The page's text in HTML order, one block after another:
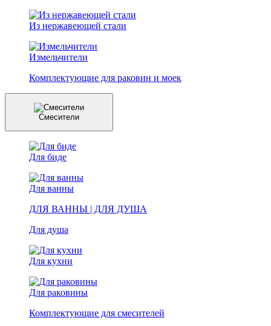
Из нержавеющей стали
Измельчители
Комплектующие для раковин и моек
Смесители
Для биде
Для ванны
ДЛЯ ВАННЫ | ДЛЯ ДУША
Для душа
Для кухни
Для раковины
Комплектующие для смесителей